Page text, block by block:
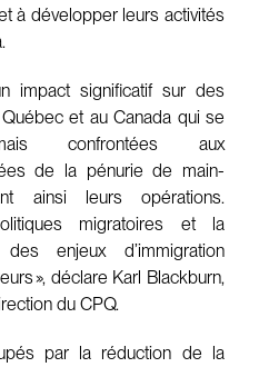
à développer leurs activités
impact significatif sur des
et au Canada qui se
confrontées aux
de la pénurie de main-
ainsi leurs opérations.
migratoires et la
enjeux d’immigration
», déclare Karl Blackburn,
du CPQ.
par la réduction de la